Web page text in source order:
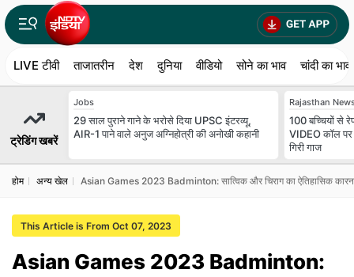
LIVE टीवी ताजातरीन देश दुनिया वीडियो सोने का भाव चांदी का भाव
ट्रेडिंग खबरें
Jobs
29 साल पुराने गाने के भरोसे दिया UPSC इंटरव्यू,
AIR-1 पाने वाले अनुज अग्निहोत्री की अनोखी कहानी
Rajasthan
100 बच्चियों से
VIDEO कॉल
गिरी गाज
होम अन्‍य खेल Asian Games 2023 Badminton: सात्विक और चिराग का ऐतिहासिक
This Article is From Oct 07, 2023
Asian Games 2023 Badminton: